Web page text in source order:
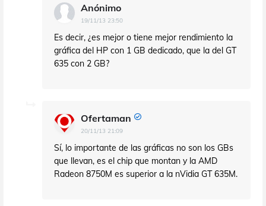
Anónimo
19/11/13 23:50
Es decir, ¿es mejor o tiene mejor rendimiento la
gráfica del HP con 1 GB dedicado, que la del GT
635 con 2 GB?
Ofertaman
20/11/13 21:09
Sí, lo importante de las gráficas no son los GBs
que llevan, es el chip que montan y la AMD
Radeon 8750M es superior a la nVidia GT 635M.